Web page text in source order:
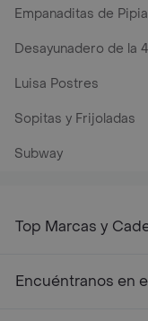
Empanaditas de
Desayunadero de la
Luisa Postres
Sopitas y Frijoladas
Subway
Top Marcas y
Encuéntranos en